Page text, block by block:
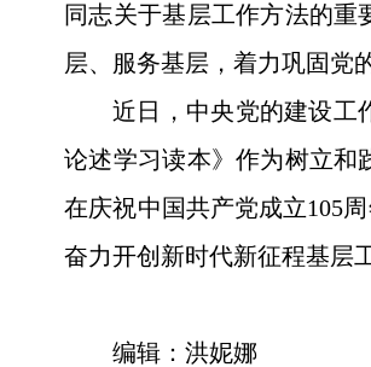
同志关于基层工作方法的
层、服务基层，着力巩固党
近日，中央党的建设工
论述学习读本》作为树立和
在庆祝中国共产党成立105
奋力开创新时代新征程基层
编辑：洪妮娜